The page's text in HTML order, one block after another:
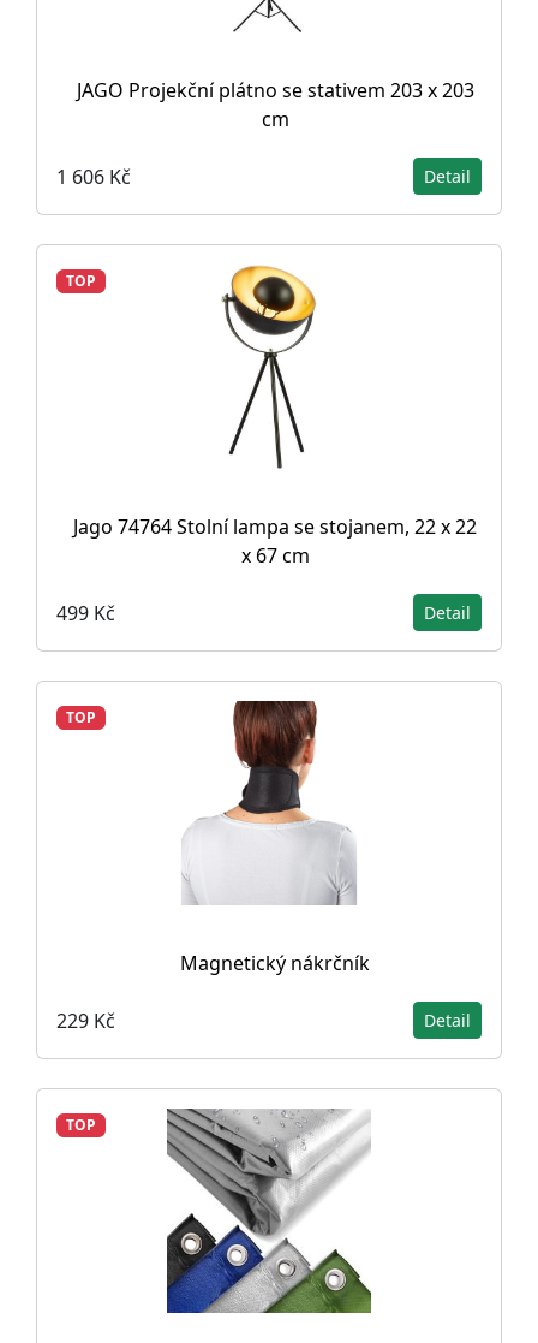
JAGO Projekční plátno se stativem 203 x 203
cm
1 606 Kč Detail
TOP
Jago 74764 Stolní lampa se stojanem, 22 x 22
x 67 cm
499 Kč Detail
TOP
Magnetický nákrčník
229 Kč Detail
TOP